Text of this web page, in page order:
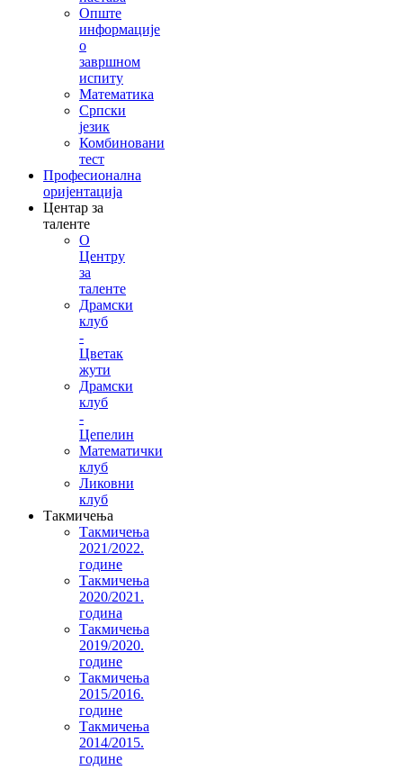
Опште
информације
о
завршном
испиту
Математика
Српски
језик
Комбиновани
тест
Професионална
оријентација
Центар за
таленте
О
Центру
за
таленте
Драмски
клуб
-
Цветак
жути
Драмски
клуб
-
Цепелин
Математички
клуб
Ликовни
клуб
Такмичења
Такмичења
2021/2022.
године
Такмичења
2020/2021.
година
Такмичења
2019/2020.
године
Такмичења
2015/2016.
године
Такмичења
2014/2015.
године